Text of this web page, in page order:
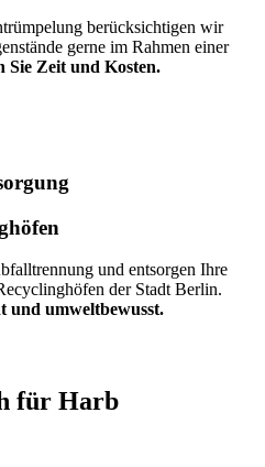
berücksichtigen wir
gerne im Rahmen einer
Sie Zeit und Kosten.
und entsorgen Ihre
der Stadt Berlin.
und umweltbewusst.
für Harb